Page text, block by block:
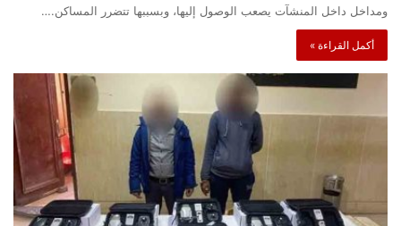
ومداخل داخل المنشآت يصعب الوصول إليها، وبسببها تتضرر المساكن.…
أكمل القراءة »